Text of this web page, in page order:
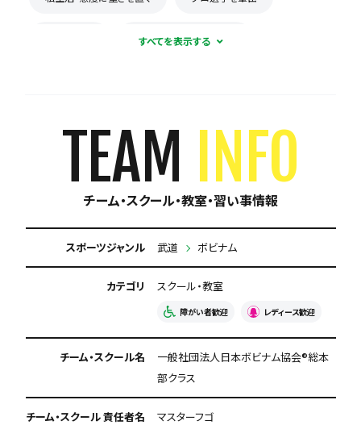
コーチとの距離感が近い
レディースチーム 少数精鋭 楽しくが第一
積極的に体験受け入れ 新人が溶け込みやすい
育成に自信あり 週1練習 合宿・遠征あり
屋内練習あり
TEAM INFO
チーム・スクール・教室・習い事情報
スポーツジャンル 武道 ボビナム
カテゴリ スクール・教室
障がい者歓迎 レディース歓迎
チーム・スクール名
一般社団法人日本ボビナム協会®︎総本
部クラス
チーム・スクール 責任者名 マスターフゴ